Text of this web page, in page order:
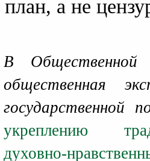
план, а не
В Общественной
общественная
государственной
укреплению
духовно-